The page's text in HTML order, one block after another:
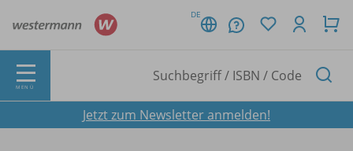
DE
MENÜ
Jetzt zum Newsletter anmelden!